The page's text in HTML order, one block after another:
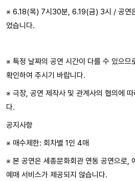
※ 6.18(목) 7시30분, 6.19(금) 3시 / 공연
었습니다.
※ 특정 날짜의 공연 시간이 다를 수 있으므
확인하여 주시기 바랍니다.
※ 극장, 공연 제작사 및 관계사의 협의에
다.
공지사항
※ 매수제한: 회차별 1인 4매
※ 본 공연은 세종문화회관 연동 공연으로,
예매 서비스가 제공되지 않습니다.